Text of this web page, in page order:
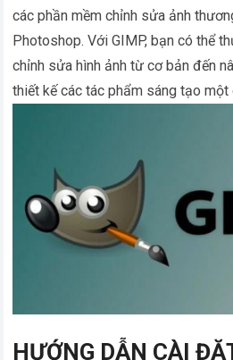
các phần mềm chỉnh sửa ảnh
Photoshop. Với GIMP, bạn có thể
chỉnh sửa hình ảnh từ cơ bản đến
thiết kế các tác phẩm sáng tạo một
HƯỚNG DẪN CÀI